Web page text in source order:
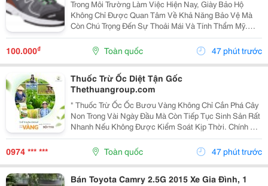
Trong Môi Trường Làm Việc Hiện Nay, Giày Bảo Hộ
Không Chỉ Được Quan Tâm Về Khả Năng Bảo Vệ Mà
Còn Chú Trọng Đến Sự Thoải Mái Và Tính Thẩm Mỹ.
Chính Vì Vậy, Giày Bảo Hộ Thời Trang An Toàn Đang Trở
Thành Lựa Chọn Được Nhiều Người Lao Động, Kỹ Sư
100.000₫ Toàn quốc 47 phút trước
Thuốc Trừ Ốc Diệt Tận Gốc
Thethuangroup.com
" Thuốc Trừ Ốc Ốc Bươu Vàng Không Chỉ Cắn Phá Cây
Non Trong Vài Ngày Đầu Mà Còn Tiếp Tục Sinh Sản Rất
Nhanh Nếu Không Được Kiểm Soát Kịp Thời. Chính Vì
Vậy, Khi Tìm Kiếm Giải Pháp Phòng Trừ, Nhiều Bà Con
Thường Đặt Ra Một Mong Muốn Rất Rõ Ràng: Xử Lý...
0974 *** *** Toàn quốc 47 phút trước
Bán Toyota Camry 2.5G 2015 Xe Gia Đình, 1